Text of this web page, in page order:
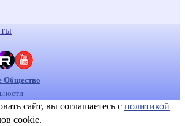
Общество
сайт, вы соглашаетесь с политикой
cookie.